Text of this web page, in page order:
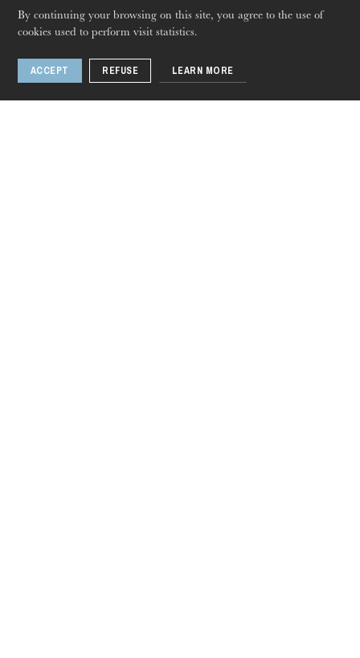
By continuing your browsing on this site, you agree to the use of
cookies used to perform visit statistics.
ACCEPT REFUSE LEARN MORE
Thursday 20 Aug 2026
mondo